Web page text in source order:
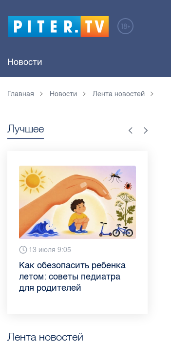
Новости
Главная Новости Лента новостей
Лучшее
28 июля 13:46
Прививки, анализы и
личная гигиена: врач
Елизаветинской больницы
13 июля 9:05
Как обезопасить ребенка
летом: советы педиатра
для родителей
3 июля 11:56
Проходные баллы в вузах
СПб — 2026: где самый
высокий и самый низкий
23 июня 9:10
Врач назвала неожиданные
причины воспаления
ахиллова сухожилия летом
16 июня 11:37
Декрет без потери дохода:
эксперт рассказала о
возможностях для
11 июня 12:37
Что такое рассеянный
склероз: невролог
Елизаветинской больницы
3 июня 10:02
Бамбл с вишней и лимонад
с имбирем: какие напитки
можно приготовить дома в
4 июня 9:04
"Производители
расслабились": глава
“Общественного контроля”
Лента новостей